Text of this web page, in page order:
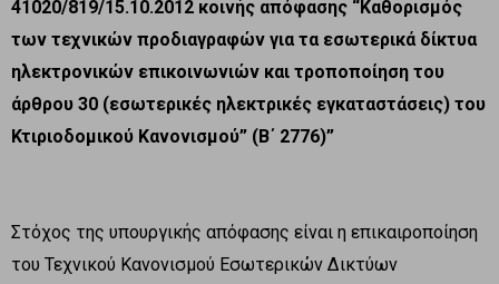
41020/819/15.10.2012 κοινής απόφασης “Καθορισμός
των τεχνικών προδιαγραφών για τα εσωτερικά δίκτυα
ηλεκτρονικών επικοινωνιών και τροποποίηση του
άρθρου 30 (εσωτερικές ηλεκτρικές εγκαταστάσεις) του
Κτιριοδομικού Κανονισμού” (Β΄ 2776)”
Στόχος της υπουργικής απόφασης είναι η επικαιροποίηση
του Τεχνικού Κανονισμού Εσωτερικών Δικτύων